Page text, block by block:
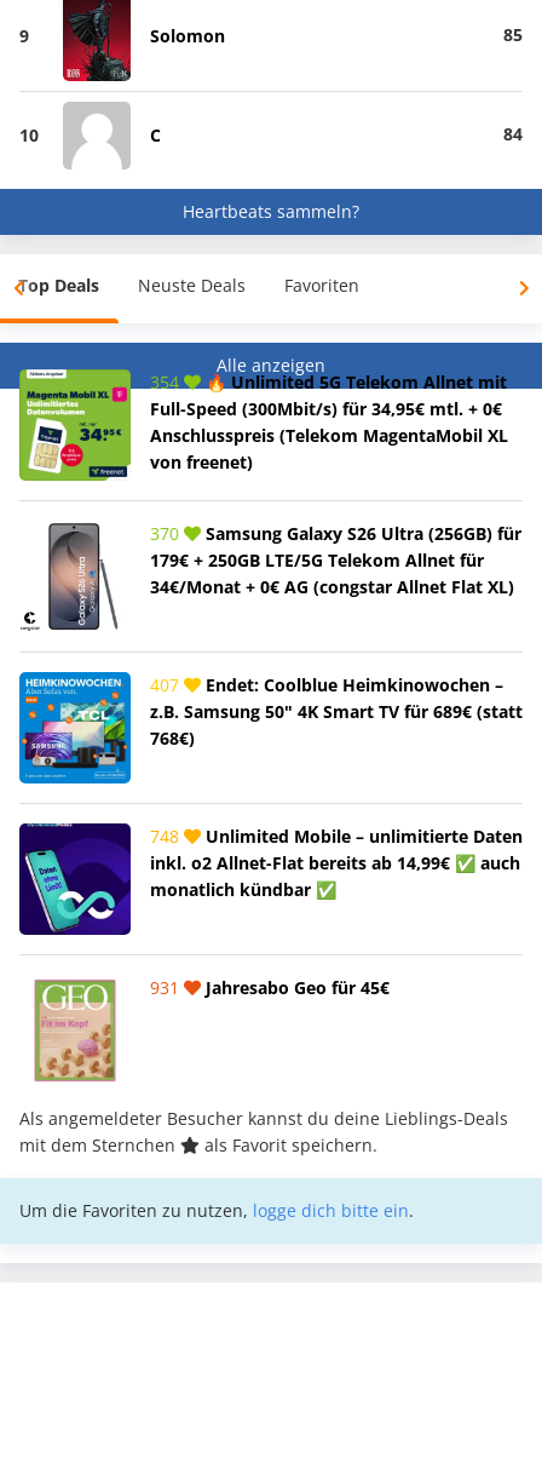
9 Solomon 85
10 C 84
Heartbeats sammeln?
Top Deals Neuste Deals Favoriten
Alle anzeigen
354
🔥 Unlimited 5G Telekom Allnet mit
Full-Speed (300Mbit/s) für 34,95€ mtl. + 0€
Anschlusspreis (Telekom MagentaMobil XL
von freenet)
370
Samsung Galaxy S26 Ultra (256GB) für
179€ + 250GB LTE/5G Telekom Allnet für
34€/Monat + 0€ AG (congstar Allnet Flat XL)
407
Endet: Coolblue Heimkinowochen –
z.B. Samsung 50" 4K Smart TV für 689€ (statt
768€)
748
Unlimited Mobile – unlimitierte Daten
inkl. o2 Allnet-Flat bereits ab 14,99€ ✅ auch
monatlich kündbar ✅
931 Jahresabo Geo für 45€
Als angemeldeter Besucher kannst du deine Lieblings-Deals
mit dem Sternchen
als Favorit speichern.
Um die Favoriten zu nutzen, logge dich bitte ein.